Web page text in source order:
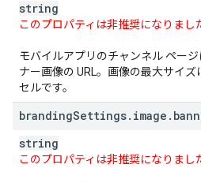
string
このプロパティは非推奨になりまし
モバイルアプリのチャンネル ペー
ナー画像の URL。画像の最大サイズ
セルです。
brandingSettings. image .
string
このプロパティは非推奨になりまし